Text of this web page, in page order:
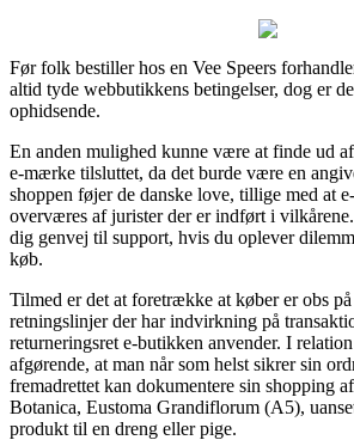
Før folk bestiller hos en Vee Speers
altid tyde webbutikkens betingelser, dog er
ophidsende.
En anden mulighed kunne være at finde ud
e-mærke tilsluttet, da det burde være en
shoppen føjer de danske love, tillige med at
overværes af jurister der er indført i
dig genvej til support, hvis du oplever
køb.
Tilmed er det at foretrække at køber er obs
retningslinjer der har indvirkning på
returneringsret e-butikken anvender. I
afgørende, at man når som helst sikrer sin
fremadrettet kan dokumentere sin shopping
Botanica, Eustoma Grandiflorum (A5),
produkt til en dreng eller pige.